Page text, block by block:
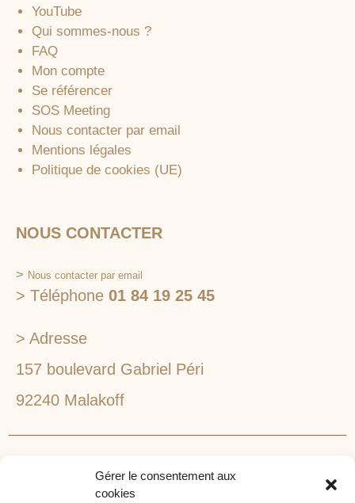
Gérer le consentement aux
cookies
YouTube
Qui sommes-nous ?
FAQ
Mon compte
Se référencer
SOS Meeting
Nous contacter par email
Mentions légales
Politique de cookies (UE)
NOUS CONTACTER
> Nous contacter par email
> Téléphone 01 84 19 25 45
> Adresse
157 boulevard Gabriel Péri
92240 Malakoff
1lieu1salle est spécialisé dans la recherche de lieux